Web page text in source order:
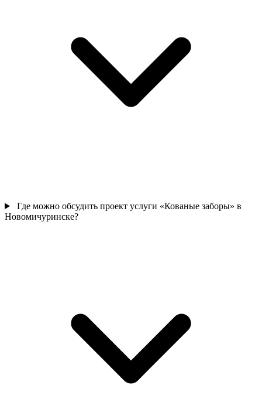
Где можно обсудить проект услуги «Кованые заборы» в
Новомичуринске?